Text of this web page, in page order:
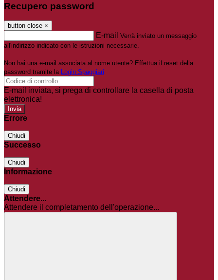
Recupero password
button close ×
E-mail Verrà inviato un messaggio
all'indirizzo indicato con le istruzioni necessarie.
Non hai una e-mail associata al nome utente? Effettua il reset della
password tramite la Login Spaggiari
E-mail inviata, si prega di controllare la casella di posta
elettronica!
Errore
Chiudi
Successo
Chiudi
Informazione
Chiudi
Attendere...
Attendere il completamento dell'operazione...